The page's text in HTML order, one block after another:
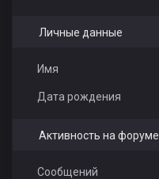
Личные данные
Имя
Дата рождения
Активность на форуме
Сообщений